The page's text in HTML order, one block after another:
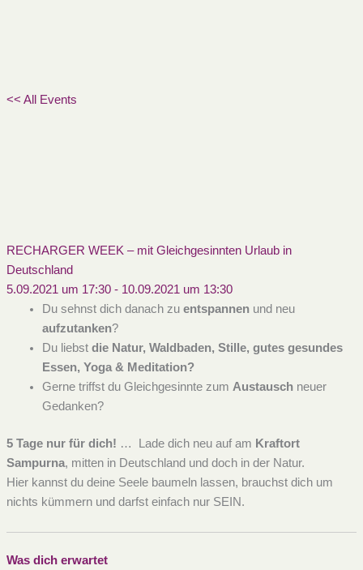
<< All Events
RECHARGER WEEK – mit Gleichgesinnten Urlaub in
Deutschland
5.09.2021 um 17:30- 10.09.2021 um 13:30
Du sehnst dich danach zu entspannenund neu
aufzutanken?
Du liebst die Natur, Waldbaden, Stille, gutes gesundes
Essen, Yoga & Meditation?
Gerne triffst du Gleichgesinnte zum Austauschneuer
Gedanken?
5 Tage nur für dich! … Lade dich neu auf am Kraftort
Sampurna, mitten in Deutschland und doch in der Natur.
Hier kannst du deine Seele baumeln lassen, brauchst dich um
nichts kümmern und darfst einfach nur SEIN.
Was dich erwartet